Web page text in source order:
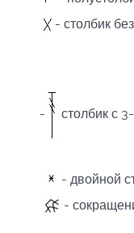
- столбик
- столбик с
- двойной
-